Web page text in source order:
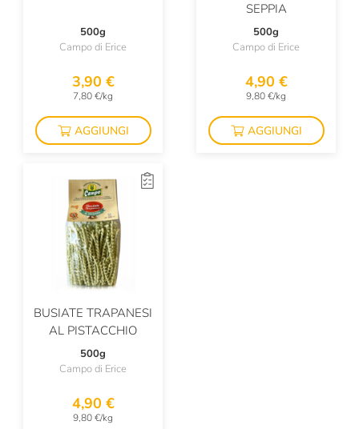
500g
Campo di Erice
3,90 €
7,80 €/kg
AGGIUNGI
SEPPIA
500g
Campo di Erice
4,90 €
9,80 €/kg
AGGIUNGI
BUSIATE TRAPANESI
AL PISTACCHIO
500g
Campo di Erice
4,90 €
9,80 €/kg